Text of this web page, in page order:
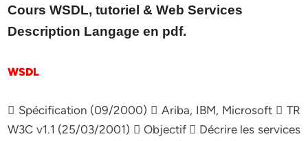
Cours WSDL, tutoriel & Web Services
Description Langage en pdf.
WSDL
 Spécification (09/2000)  Ariba, IBM, Microsoft  TR
W3C v1.1 (25/03/2001)  Objectif  Décrire les services